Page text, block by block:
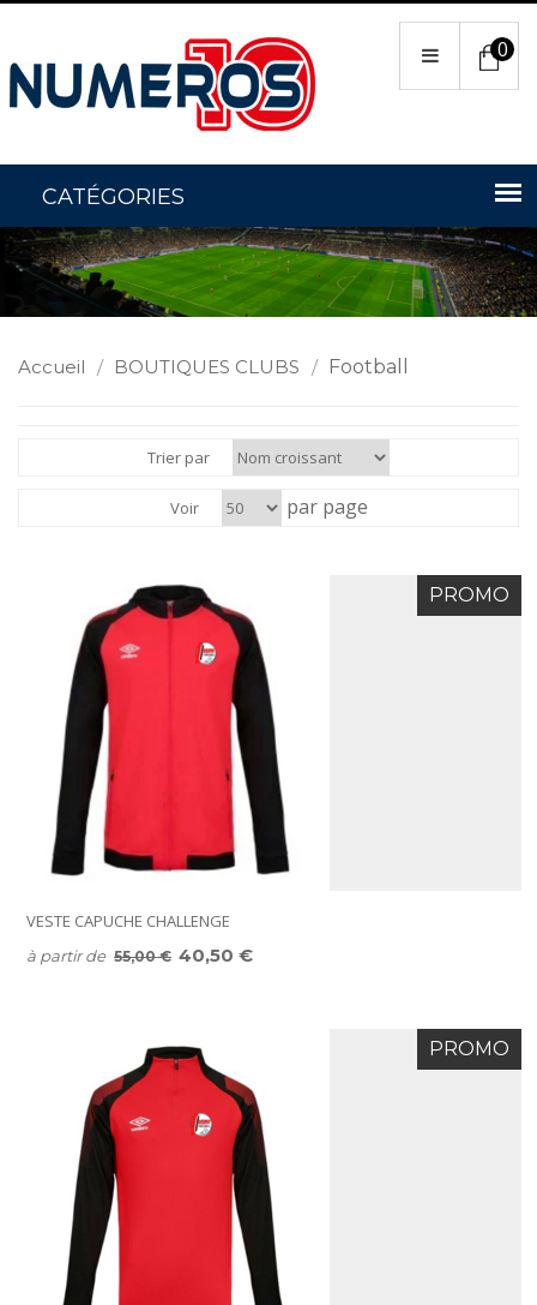
0
Accueil / BOUTIQUES CLUBS / Football
Trier par
Voir par page
PROMO
VESTE CAPUCHE CHALLENGE
à partir de 55,00 € 40,50 €
PROMO